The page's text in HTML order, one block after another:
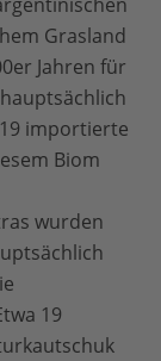
Grasland
Jahren für
importierte
Biom
wurden
19